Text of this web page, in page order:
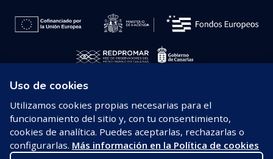
© 2026 REDPROMAR
Aviso legal
Política de privacidad
Uso de cookies
Utilizamos cookies propias necesarias para el
funcionamiento del sitio y, con tu consentimiento,
cookies de analítica. Puedes aceptarlas, rechazarlas o
configurarlas. Más información en la Política de cookies